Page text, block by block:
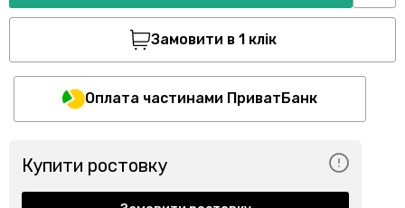
Замовити в 1 клік
Оплата частинами ПриватБанк
Купити ростовку